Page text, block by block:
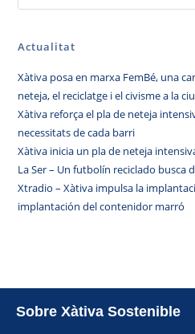
Actualitat
Xàtiva posa en marxa FemBé, una
neteja, el reciclatge i el civisme a la
Xàtiva reforça el pla de neteja
necessitats de cada barri
Xàtiva inicia un pla de neteja
La Ser – Un futbolín reciclado busca
Xtradio – Xàtiva impulsa la
implantación del contenidor marró
Sobre Xàtiva Sostenible